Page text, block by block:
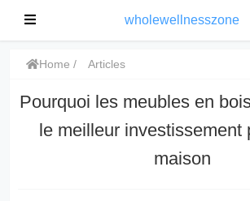
wholewellnesszone
Home Articles
Pourquoi les meubles en
le meilleur investissement
maison